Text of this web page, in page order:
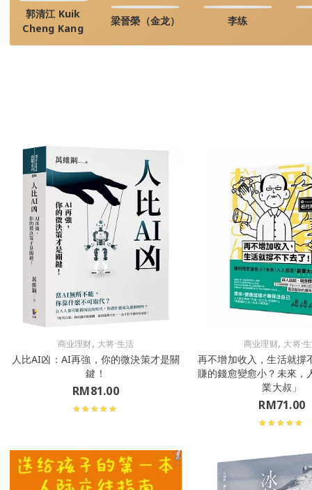
郭清江 Kuik
Cheng Kang
梁晉榮（金龙） 李练
商业理财, 大将·生活
人比AI凶：AI再強，你的微決策才是關
鍵！
RM81.00
商业理财, 大将·
再不增加收入，生活就撐
賺的錢愈變愈小？未來，
業大叔」
RM71.00